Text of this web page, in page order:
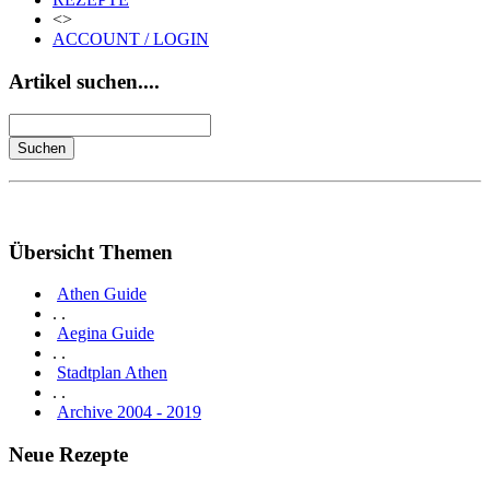
<>
ACCOUNT / LOGIN
Artikel suchen....
Übersicht Themen
Athen Guide
. .
Aegina Guide
. .
Stadtplan Athen
. .
Archive 2004 - 2019
Neue Rezepte